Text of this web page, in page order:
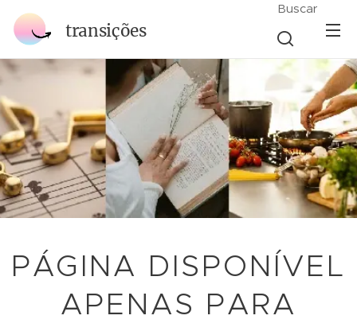
transições
Buscar
PÁGINA DISPONÍVEL
APENAS PARA